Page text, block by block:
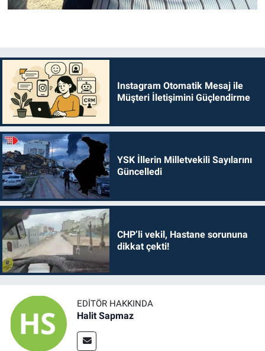
Instagram Otomatik Mesaj ile
Müşteri İletişimini Güçlendirme
YSK İllerin Milletvekili Sayılarını
Güncelledi
CHP’li vekil, Hastane sorununa
dikkat çekti!
EDITÖR HAKKINDA
Halit Sapmaz